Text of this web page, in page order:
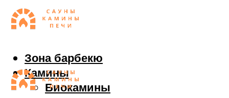
Зона барбекю
Камины
Биокамины